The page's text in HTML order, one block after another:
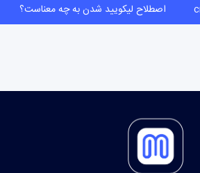
اصطلاح لیکویید شدن به چه معناست؟